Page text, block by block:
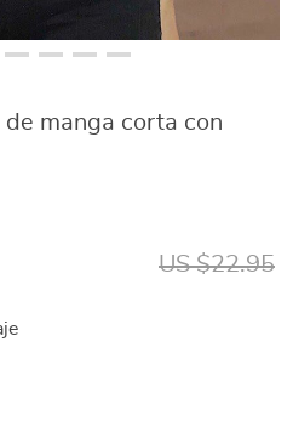
manga corta con
US $22.95